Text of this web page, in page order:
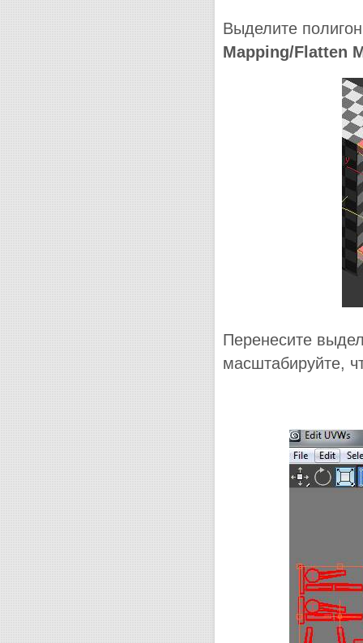
Выделите
Mapping/Flatten
Перенесите
масштабируйте,